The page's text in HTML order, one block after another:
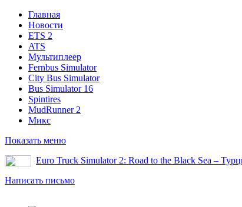
Главная
Новости
ETS 2
ATS
Мультиплеер
Fernbus Simulator
City Bus Simulator
Bus Simulator 16
Spintires
MudRunner 2
Микс
Показать меню
Euro Truck Simulator 2: Road to the Black Sea –
Написать письмо